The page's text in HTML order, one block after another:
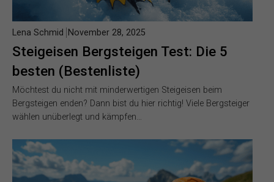
Steigeisen Bergsteigen Test: Die 5
besten (Bestenliste)
Lena Schmid November 28, 2025
Möchtest du nicht mit minderwertigen Steigeisen beim
Bergsteigen enden? Dann bist du hier richtig! Viele Bergsteiger
wählen unüberlegt und kämpfen…